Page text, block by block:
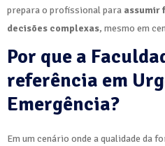
prepara o profissional para assumir
decisões complexas, mesmo em
Por que a
referência em
Emergência?
Em um cenário onde a qualidade da